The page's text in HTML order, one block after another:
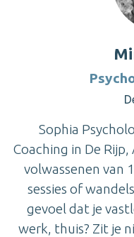
Sophia
Coaching in De
volwassenen van
sessies of
gevoel dat je
werk, thuis? Zit je